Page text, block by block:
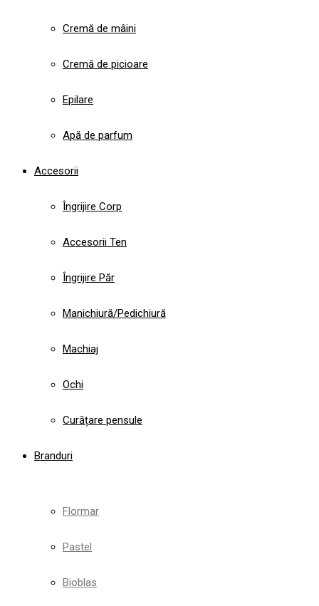
Cremă de mâini
Cremă de picioare
Epilare
Apă de parfum
Accesorii
Îngrijire Corp
Accesorii Ten
Îngrijire Păr
Manichiură/Pedichiură
Machiaj
Ochi
Curățare pensule
Branduri
Flormar
Pastel
Bioblas